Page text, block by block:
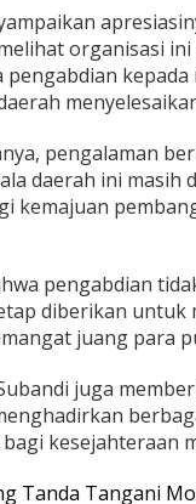
organisasi
pengabdian
pengalaman
daerah ini
kemajuan
pengabdian
diberikan untuk
juang para
juga
kesejahteraan
Tanda Tangani